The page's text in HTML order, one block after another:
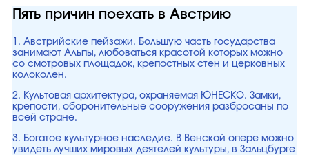
Пять причин поехать в Австрию
1. Австрийские пейзажи. Большую часть государства
занимают Альпы, любоваться красотой которых можно
со смотровых площадок, крепостных стен и церковных
колоколен.
2. Культовая архитектура, охраняемая ЮНЕСКО. Замки,
крепости, оборонительные сооружения разбросаны по
всей стране.
3. Богатое культурное наследие. В Венской опере можно
увидеть лучших мировых деятелей культуры, в Зальцбурге